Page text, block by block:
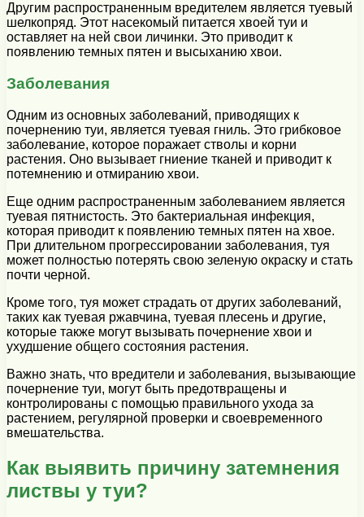
Другим распространенным вредителем является туевый
шелкопряд. Этот насекомый питается хвоей туи и
оставляет на ней свои личинки. Это приводит к
появлению темных пятен и высыханию хвои.
Заболевания
Одним из основных заболеваний, приводящих к
почернению туи, является туевая гниль. Это грибковое
заболевание, которое поражает стволы и корни
растения. Оно вызывает гниение тканей и приводит к
потемнению и отмиранию хвои.
Еще одним распространенным заболеванием является
туевая пятнистость. Это бактериальная инфекция,
которая приводит к появлению темных пятен на хвое.
При длительном прогрессировании заболевания, туя
может полностью потерять свою зеленую окраску и стать
почти черной.
Кроме того, туя может страдать от других заболеваний,
таких как туевая ржавчина, туевая плесень и другие,
которые также могут вызывать почернение хвои и
ухудшение общего состояния растения.
Важно знать, что вредители и заболевания, вызывающие
почернение туи, могут быть предотвращены и
контролированы с помощью правильного ухода за
растением, регулярной проверки и своевременного
вмешательства.
Как выявить причину затемнения
листвы у туи?